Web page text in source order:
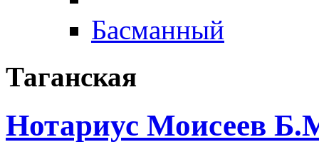
Басманный
Таганская
Нотариус Моисеев